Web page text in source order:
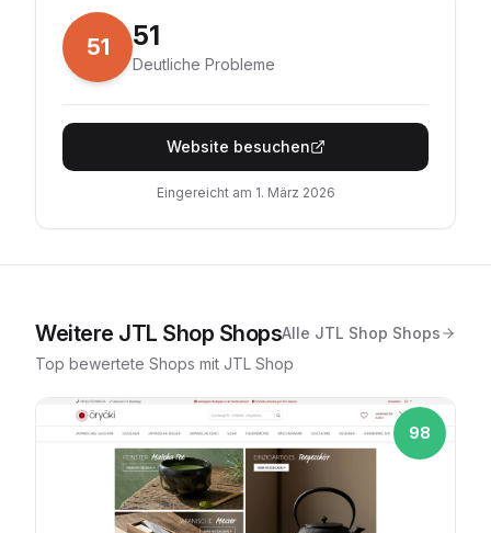
51 51
Deutliche Probleme
Website besuchen
Eingereicht am 1. März 2026
Weitere JTL Shop ShopsAlle JTL Shop Shops
Top bewertete Shops mit JTL Shop
98